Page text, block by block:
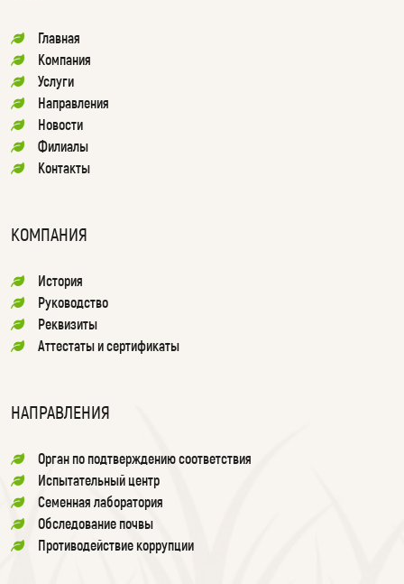
Главная
Компания
Услуги
Направления
Новости
Филиалы
Контакты
КОМПАНИЯ
История
Руководство
Реквизиты
Аттестаты и сертификаты
НАПРАВЛЕНИЯ
Орган по подтверждению соответствия
Испытательный центр
Семенная лаборатория
Обследование почвы
Противодействие коррупции